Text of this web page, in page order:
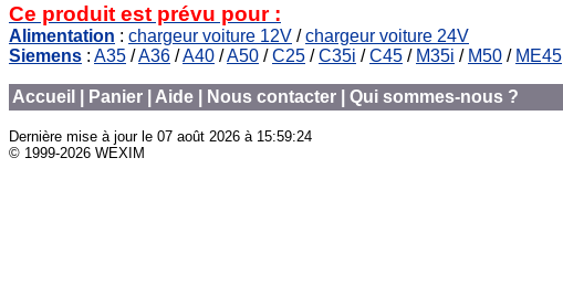
Ce produit est prévu pour :
Alimentation : chargeur voiture 12V /chargeur voiture 24V
Siemens : A35 /A36 /A40 /A50 /C25 /C35i /C45 / M35i / M50 / ME45
Accueil Panier Aide Nous contacter Qui sommes-nous ?
Dernière mise à jour le 07 août 2026 à 15:59:24
© 1999-2026 WEXIM